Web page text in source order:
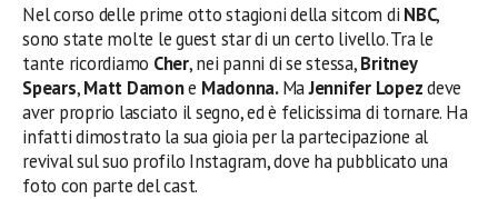
Nel corso delle prime otto stagioni della sitcom di NBC,
sono state molte le guest star di un certo livello. Tra le
tante ricordiamo Cher, nei panni di se stessa,Britney
Spears,Matt Damone Madonna.MaJennifer Lopezdeve
aver proprio lasciato il segno, ed è felicissima di tornare. Ha
infatti dimostrato la sua gioia per la partecipazione al
revival sul suo profilo Instagram, dove ha pubblicato una
foto con parte del cast.